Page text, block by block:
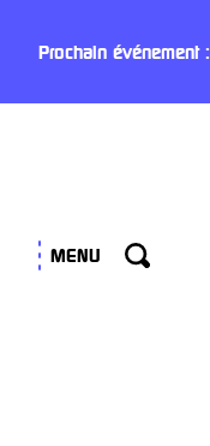
Prochain événement :
MENU